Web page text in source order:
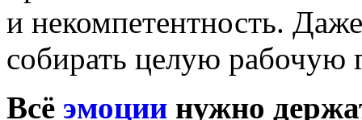
и некомпетентность.
собирать целую рабочую
Всё эмоции нужно